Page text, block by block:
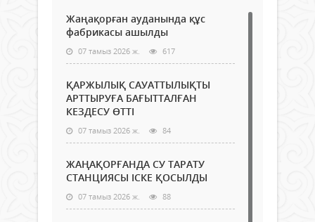
Жаңақорған ауданында құс
фабрикасы ашылды
07 тамыз 2026 ж. 617
ҚАРЖЫЛЫҚ САУАТТЫЛЫҚТЫ
АРТТЫРУҒА БАҒЫТТАЛҒАН
КЕЗДЕСУ ӨТТІ
07 тамыз 2026 ж. 84
ЖАҢАҚОРҒАНДА СУ ТАРАТУ
СТАНЦИЯСЫ ІСКЕ ҚОСЫЛДЫ
07 тамыз 2026 ж. 88